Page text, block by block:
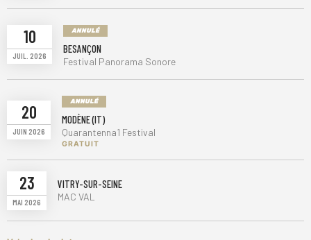
10
JUIL. 2026
ANNULÉ
BESANÇON
Festival Panorama Sonore
20
JUIN 2026
ANNULÉ
MODÈNE (IT)
Quarantenna1 Festival
GRATUIT
23
MAI 2026
VITRY-SUR-SEINE
MAC VAL